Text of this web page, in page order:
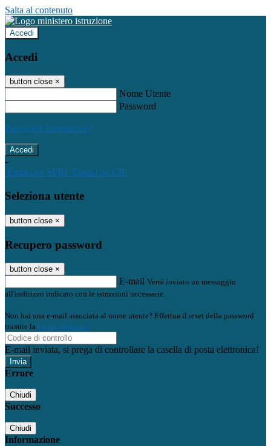
Salta al contenuto
Accedi
Accedi
button close ×
Nome Utente
Password
Password dimenticata?
-
Entra con SPID Entra con CIE
Seleziona utente
button close ×
Recupero password
button close ×
E-mail Verrà inviato un messaggio
all'indirizzo indicato con le istruzioni necessarie.
Non hai una e-mail associata al nome utente? Effettua il reset della password
tramite la Login Spaggiari
E-mail inviata, si prega di controllare la casella di posta elettronica!
Errore
Chiudi
Successo
Chiudi
Informazione